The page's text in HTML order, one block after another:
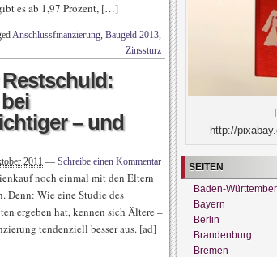
es ab 1,97 Prozent, […]
Anschlussfinanzierung, Baugeld 2013,
Zinssturz
– und
2011 — Schreibe einen Kommentar
noch einmal mit den Eltern
Denn: Wie eine Studie des
ergeben hat, kennen sich Ältere –
tendenziell besser aus. [ad]
http://
SEITEN
Baden-
Bayern
Berlin
Brandenburg
Bremen